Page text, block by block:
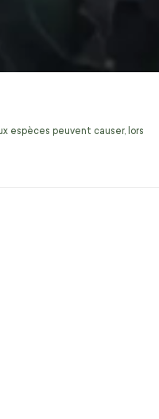
espèces peuvent causer, lors